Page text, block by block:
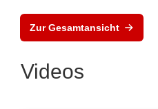
Zur Gesamtansicht
Videos